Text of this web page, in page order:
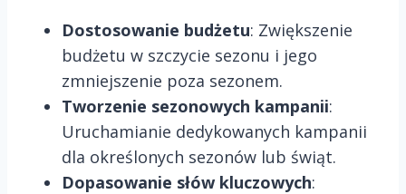
Dostosowanie budżetu: Zwiększenie
budżetu w szczycie sezonu i jego
zmniejszenie poza sezonem.
Tworzenie sezonowych kampanii:
Uruchamianie dedykowanych kampanii
dla określonych sezonów lub świąt.
Dopasowanie słów kluczowych: